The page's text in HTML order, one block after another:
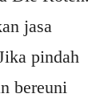
jasa
pindah
bereuni